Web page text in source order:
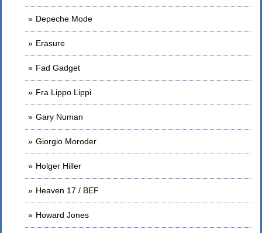
Depeche Mode
Erasure
Fad Gadget
Fra Lippo Lippi
Gary Numan
Giorgio Moroder
Holger Hiller
Heaven 17 / BEF
Howard Jones